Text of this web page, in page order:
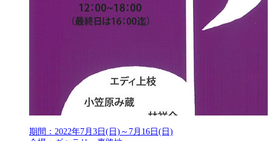
期間：2022年7月3日(日)～7月16日(日)